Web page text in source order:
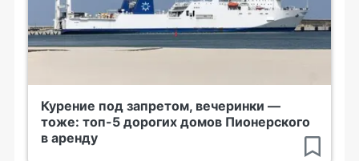
Курение под запретом, вечеринки —
тоже: топ-5 дорогих домов Пионерского
в аренду